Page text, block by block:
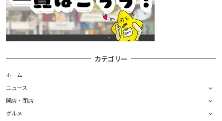
カテゴリー
ホーム
ニュース
開店・閉店
グルメ